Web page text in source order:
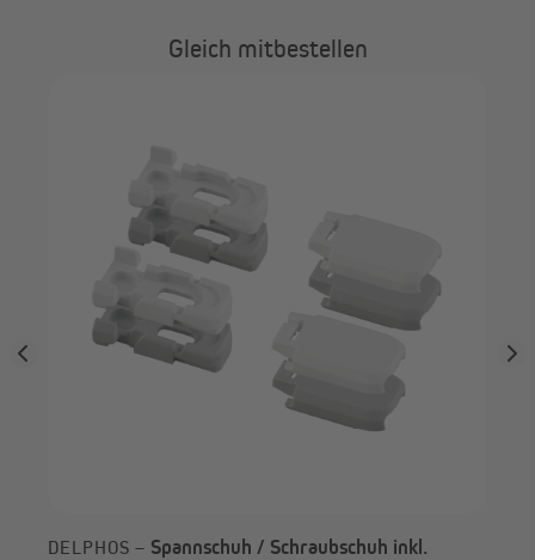
Gleich mitbestellen
DELPHOS – Spannschuh / Schraubschuh inkl.